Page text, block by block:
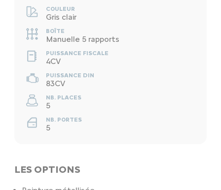
COULEUR
Gris clair
BOÎTE
Manuelle 5 rapports
PUISSANCE FISCALE
4CV
PUISSANCE DIN
83CV
NB. PLACES
5
NB. PORTES
5
LES OPTIONS